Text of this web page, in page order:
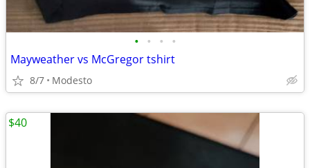
• • • •
Mayweather vs McGregor tshirt
8/7 Modesto
$40